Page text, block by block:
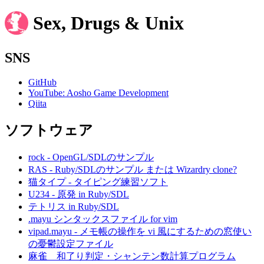
Sex, Drugs & Unix
SNS
GitHub
YouTube: Aosho Game Development
Qiita
ソフトウェア
rock - OpenGL/SDLのサンプル
RAS - Ruby/SDLのサンプル または Wizardry clone?
猫タイプ - タイピング練習ソフト
U234 - 原発 in Ruby/SDL
テトリス in Ruby/SDL
.mayu シンタックスファイル for vim
vipad.mayu - メモ帳の操作を vi 風にするための窓使い
の憂鬱設定ファイル
麻雀 和了り判定・シャンテン数計算プログラム